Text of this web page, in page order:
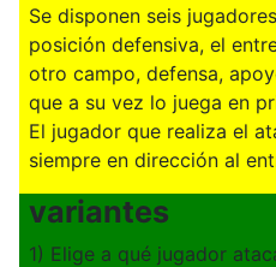
Se disponen seis
posición defensiva, el
otro campo, defensa,
que a su vez lo juega en
El jugador que realiza el
siempre en dirección al
variantes
1) Elige a qué jugador